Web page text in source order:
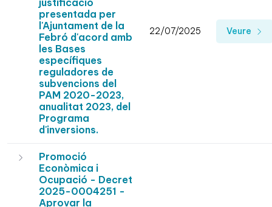
justificació
presentada per
l'Ajuntament de la
Febró d'acord amb
les Bases
específiques
reguladores de
subvencions del
PAM 2020-2023,
anualitat 2023, del
Programa
d'inversions.
22/07/2025 Veure
Promoció
Econòmica i
Ocupació - Decret
2025-0004251 -
Aprovar la